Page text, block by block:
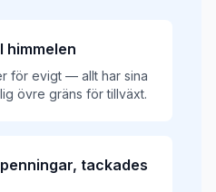
himmelen
för evigt — allt har sina
övre gräns för tillväxt.
tackades